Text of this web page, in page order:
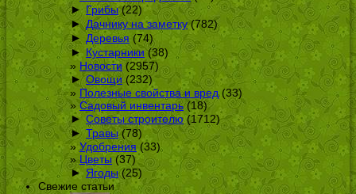
► Грибы(22)
► Дачнику на заметку(782)
► Деревья (74)
► Кустарники(38)
Новости (2957)
► Овощи(232)
Полезные свойства и вред(33)
Садовый инвентарь(18)
► Советы строителю(1712)
► Травы(78)
Удобрения(33)
Цветы (37)
► Ягоды(25)
Свежие статьи